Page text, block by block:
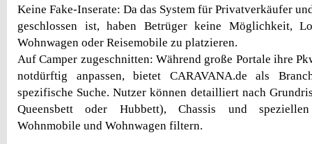
Keine Fake-Inserate: Da das System für Privatverkäufer
geschlossen ist, haben Betrüger keine Möglichkeit,
Wohnwagen oder Reisemobile zu platzieren.
Auf Camper zugeschnitten: Während große Portale ihre
notdürftig anpassen, bietet CARAVANA.de als
spezifische Suche. Nutzer können detailliert nach
Queensbett oder Hubbett), Chassis und
Wohnmobile und Wohnwagen filtern.